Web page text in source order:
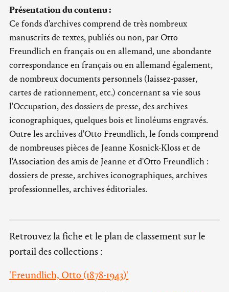
Présentation du contenu :
Ce fonds d'archives comprend de très nombreux
manuscrits de textes, publiés ou non, par Otto
Freundlich en français ou en allemand, une abondante
correspondance en français ou en allemand également,
de nombreux documents personnels (laissez-passer,
cartes de rationnement, etc.) concernant sa vie sous
l'Occupation, des dossiers de presse, des archives
iconographiques, quelques bois et linoléums engravés.
Outre les archives d'Otto Freundlich, le fonds comprend
de nombreuses pièces de Jeanne Kosnick-Kloss et de
l'Association des amis de Jeanne et d'Otto Freundlich :
dossiers de presse, archives iconographiques, archives
professionnelles, archives éditoriales.
Retrouvez la fiche et le plan de classement sur le
portail des collections :
'Freundlich, Otto (1878-1943)'